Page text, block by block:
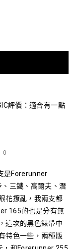
評價：適合有一點
0
是Forerunner
、三鐵、高爾夫、潛
花撩亂，我兩支都
165的也是分有無
這次的黑色錶帶中
特色一些，兩種版